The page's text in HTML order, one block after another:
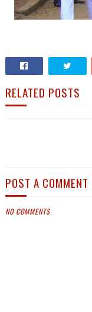
RELATED POSTS
POST A COMMENT
NO COMMENTS